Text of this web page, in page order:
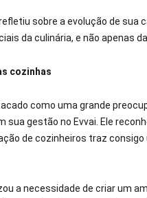
sobre a evolução de sua
da culinária, e não apenas
cozinhas
como uma grande
sua gestão no Evvai. Ele
de cozinheiros traz
a necessidade de criar um